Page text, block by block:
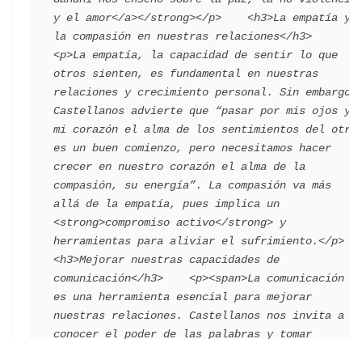
y el amor</a></strong></p>    <h3>La empatía y
la compasión en nuestras relaciones</h3>
<p>La empatía, la capacidad de sentir lo que
otros sienten, es fundamental en nuestras
relaciones y crecimiento personal. Sin embargo,
Castellanos advierte que “pasar por mis ojos y
mi corazón el alma de los sentimientos del otro
es un buen comienzo, pero necesitamos hacer
crecer en nuestro corazón el alma de la
compasión, su energía”. La compasión va más
allá de la empatía, pues implica un
<strong>compromiso activo</strong> y
herramientas para aliviar el sufrimiento.</p>
<h3>Mejorar nuestras capacidades de
comunicación</h3>    <p><span>La comunicación
es una herramienta esencial para mejorar
nuestras relaciones. Castellanos nos invita a
conocer el poder de las palabras y tomar